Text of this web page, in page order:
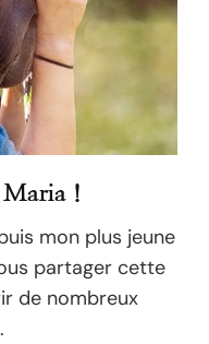
Maria !
mon plus jeune
partager cette
de nombreux